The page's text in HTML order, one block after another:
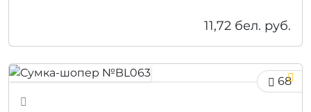
11,72 бел. руб.
68